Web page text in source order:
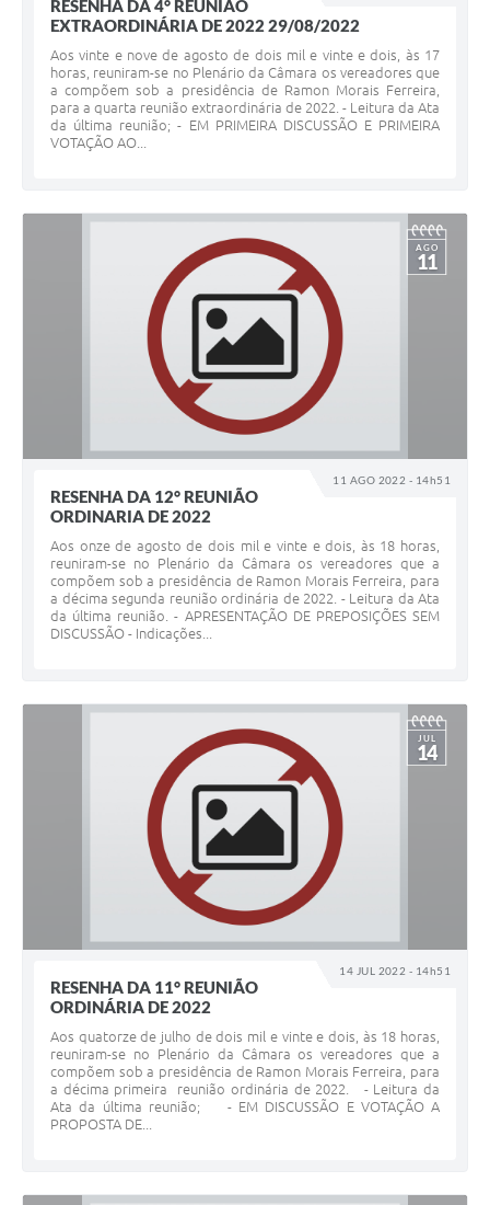
RESENHA DA 4° REUNIÃO
EXTRAORDINÁRIA DE 2022 29/08/2022
Aos vinte e nove de agosto de dois mil e vinte e dois, às 17
horas, reuniram-se no Plenário da Câmara os vereadores que
a compõem sob a presidência de Ramon Morais Ferreira,
para a quarta reunião extraordinária de 2022. - Leitura da Ata
da última reunião; - EM PRIMEIRA DISCUSSÃO E PRIMEIRA
VOTAÇÃO AO...
11 AGO 2022 - 14h51
AGO
11
RESENHA DA 12° REUNIÃO
ORDINARIA DE 2022
Aos onze de agosto de dois mil e vinte e dois, às 18 horas,
reuniram-se no Plenário da Câmara os vereadores que a
compõem sob a presidência de Ramon Morais Ferreira, para
a décima segunda reunião ordinária de 2022. - Leitura da Ata
da última reunião. - APRESENTAÇÃO DE PREPOSIÇÕES SEM
DISCUSSÃO - Indicações...
14 JUL 2022 - 14h51
JUL
14
RESENHA DA 11° REUNIÃO
ORDINÁRIA DE 2022
Aos quatorze de julho de dois mil e vinte e dois, às 18 horas,
reuniram-se no Plenário da Câmara os vereadores que a
compõem sob a presidência de Ramon Morais Ferreira, para
a décima primeira reunião ordinária de 2022. - Leitura da
Ata da última reunião; - EM DISCUSSÃO E VOTAÇÃO A
PROPOSTA DE...